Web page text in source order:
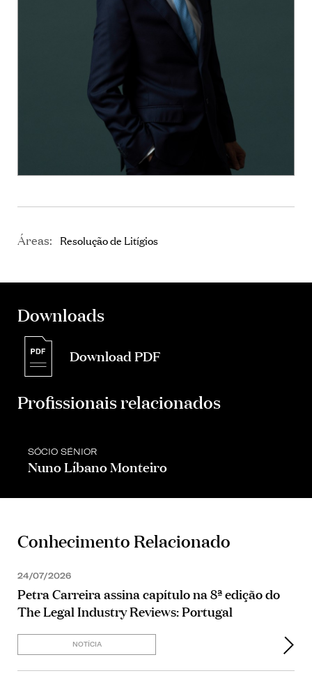
Áreas: Resolução de Litígios
Downloads
Download PDF
Profissionais relacionados
SÓCIO SÉNIOR
Nuno Líbano Monteiro
Conhecimento Relacionado
24/07/2026
Petra Carreira assina capítulo na 8ª edição do
The Legal Industry Reviews: Portugal
NOTÍCIA